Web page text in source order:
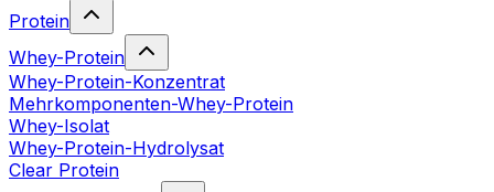
Protein
Whey-Protein
Whey-Protein-Konzentrat
Mehrkomponenten-Whey-Protein
Whey-Isolat
Whey-Protein-Hydrolysat
Clear Protein